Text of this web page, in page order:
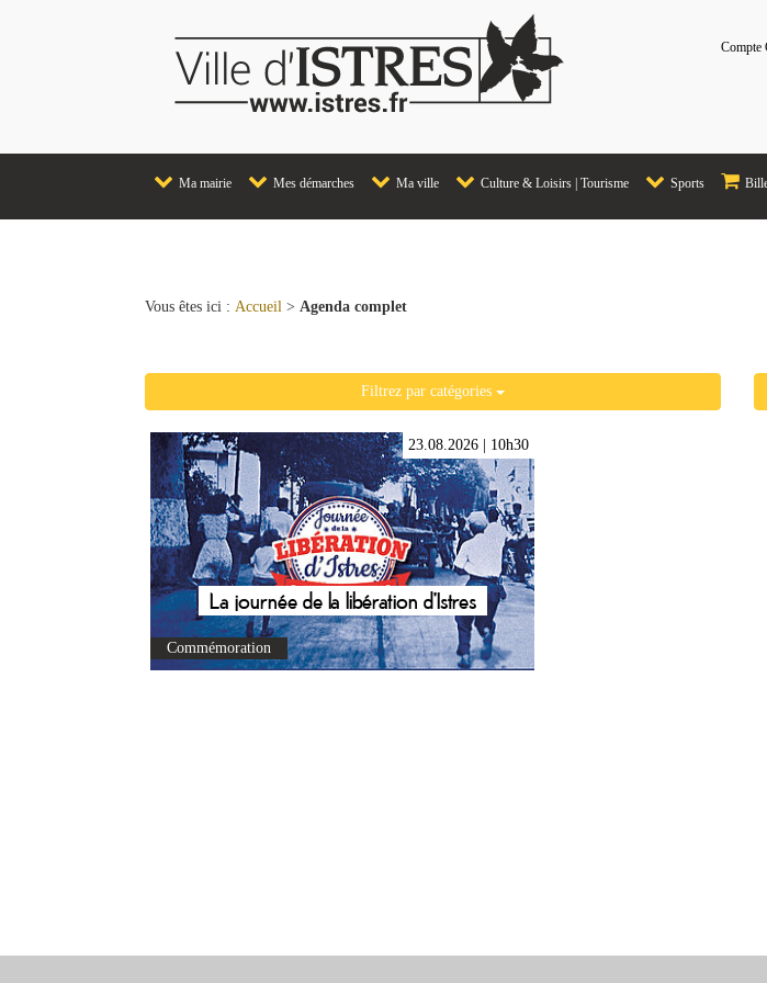
Compte
Ma mairie Mes démarches Ma ville Culture & Loisirs | Tourisme Sports
Vous êtes ici : Accueil > Agenda complet
Filtrez par catégories
La journée de la libération d'Istres
Commémoration
23.08.2026 | 10h30